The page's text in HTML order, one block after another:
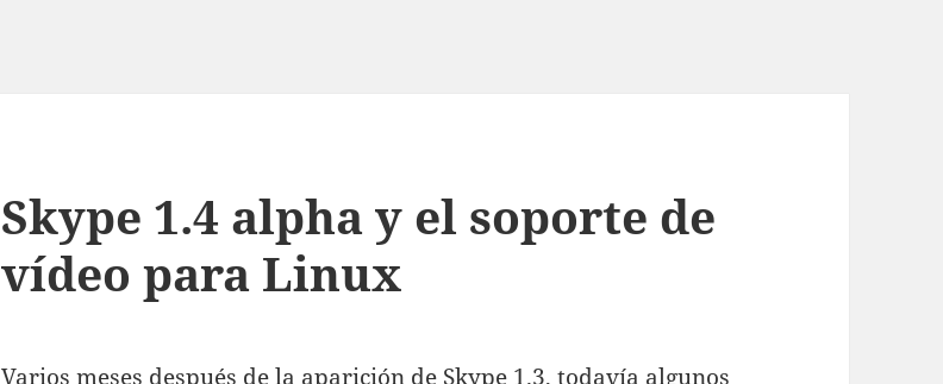
Skype 1.4 alpha y el soporte de
vídeo para Linux
Varios meses después de la aparición de Skype 1.3, todavía algunos